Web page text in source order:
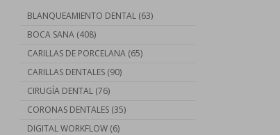
BLANQUEAMIENTO DENTAL(63)
BOCA SANA(408)
CARILLAS DE PORCELANA(65)
CARILLAS DENTALES(90)
CIRUGÍA DENTAL(76)
CORONAS DENTALES(35)
DIGITAL WORKFLOW(6)